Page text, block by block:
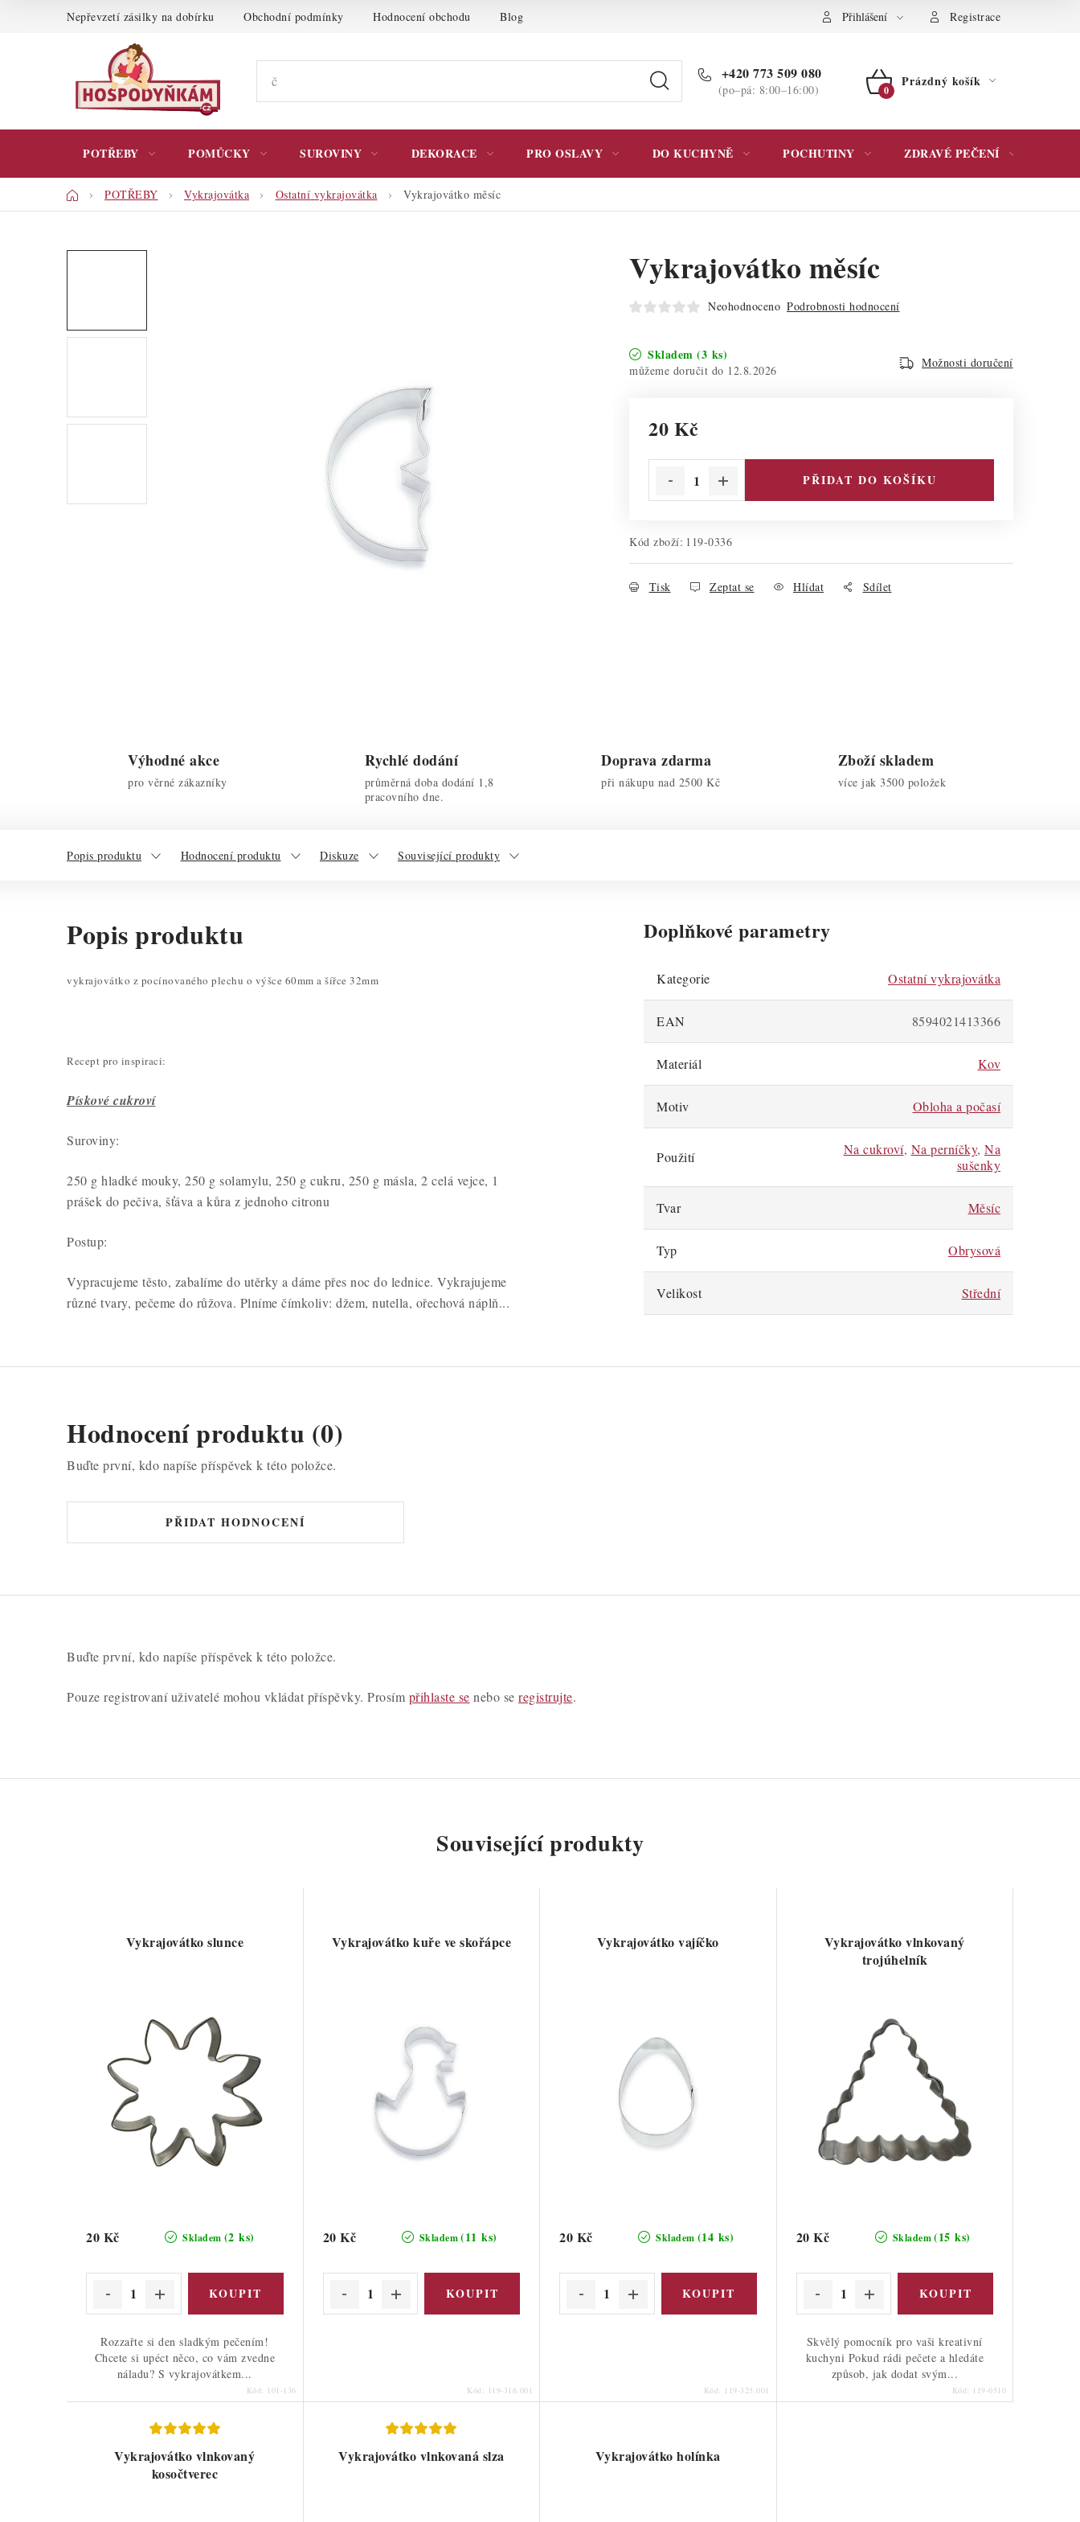
Nepřevzetí zásilky na dobírku Obchodní podmínky Hodnocení obchodu Blog Podmínky ochrany osobních údajů Přihlášení Registrace
+420 773 509 080
(po–pá: 8:00–16:00)
NÁKUPNÍ
Prázdný košík
POTŘEBY POMŮCKY SUROVINY DEKORACE PRO OSLAVY DO KUCHYNĚ POCHUTINY ZDRAVÉ PEČENÍ
DomůPOTŘEBY Vykrajovátka Ostatní vykrajovátka Vykrajovátko měsíc
Vykrajovátko měsíc
Neohodnoceno Podrobnosti hodnocení
Skladem (3 ks)
12.8.2026
Možnosti doručení
20 Kč
PŘIDAT DO KOŠÍKU
Kód zboží: 119-0336
Tisk Zeptat se Hlídat Sdílet
Výhodné akce
pro věrné zákazníky
Rychlé dodání
průměrná doba dodání 1,8
pracovního dne.
Doprava zdarma
při nákupu nad 2500 Kč
Zboží skladem
více jak 3500 položek
Popis produktu Hodnocení produktu Diskuze Související produkty
Popis produktu
vykrajovátko z pocínovaného plechu o výšce 60mm a šířce 32mm
Recept pro inspiraci:
Pískové cukroví
Suroviny:
250 g hladké mouky, 250 g solamylu, 250 g cukru, 250 g másla, 2 celá vejce, 1
prášek do pečiva, šťáva a kůra z jednoho citronu
Postup:
Vypracujeme těsto, zabalíme do utěrky a dáme přes noc do lednice. Vykrajujeme
různé tvary, pečeme do růžova. Plníme čímkoliv: džem, nutella, ořechová náplň...
Doplňkové parametry
Kategorie Ostatní vykrajovátka
EAN 8594021413366
Materiál Kov
Motiv Obloha a počasí
Použití Na cukroví, Na perníčky, Na
sušenky
Tvar Měsíc
Typ Obrysová
Velikost Střední
Hodnocení produktu (0)
Buďte první, kdo napíše příspěvek k této položce.
PŘIDAT HODNOCENÍ
Buďte první, kdo napíše příspěvek k této položce.
Pouze registrovaní uživatelé mohou vkládat příspěvky. Prosím přihlaste se nebo se registrujte.
Související produkty
Vykrajovátko slunce
Skladem (2 ks)
20 Kč
Rozzařte si den sladkým pečením!
Chcete si upéct něco, co vám zvedne
náladu? S vykrajovátkem...
Kód: 101-136
Vykrajovátko kuře ve skořápce
Skladem(11 ks)
20 Kč
Kód: 119-316.001
Vykrajovátko vajíčko
Skladem (14 ks)
20 Kč
Kód: 119-325.001
Vykrajovátko vlnkovaný
trojúhelník
Skladem(15 ks)
20 Kč
Skvělý pomocník pro vaši kreativní
kuchyni Pokud rádi pečete a hledáte
způsob, jak dodat svým...
Kód: 119-0510
Vykrajovátko vlnkovaný
kosočtverec
Vykrajovátko vlnkovaná slza Vykrajovátko holínka